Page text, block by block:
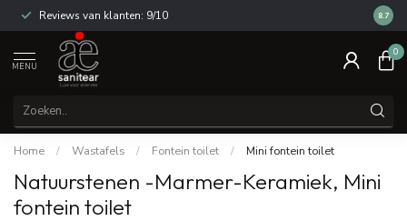
Reviews van klanten: 9/10 14
8.7
MENU
0
Home / Wastafels / Fontein toilet / Mini fontein toilet
Natuurstenen -Marmer-Keramiek, Mini
fontein toilet